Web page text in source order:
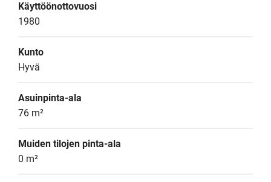
Käyttöönottovuosi
1980
Kunto
Hyvä
Asuinpinta-ala
76 m²
Muiden tilojen pinta-ala
0 m²